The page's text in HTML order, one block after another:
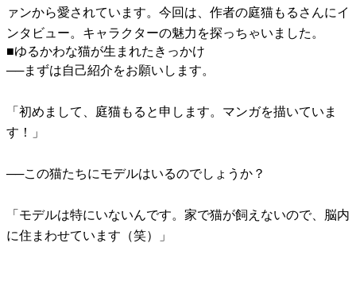
ァンから愛されています。今回は、作者の庭猫もるさんにイ
ンタビュー。キャラクターの魅力を探っちゃいました。
■ゆるかわな猫が生まれたきっかけ
──まずは自己紹介をお願いします。
「初めまして、庭猫もると申します。マンガを描いていま
す！」
──この猫たちにモデルはいるのでしょうか？
「モデルは特にいないんです。家で猫が飼えないので、脳内
に住まわせています（笑）」